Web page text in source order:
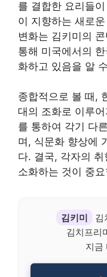
를 결합한 요리들
이 지향하는 새로
변화는 김키미의
통해 미국에서의
화하고 있음을 알
종합적으로 볼 때,
대의 조화로 이루
를 통하여 각기 다
며, 식문화 향상에
다. 결국, 각자의
소화하는 것이 중
김키미
김
김치프리
지금